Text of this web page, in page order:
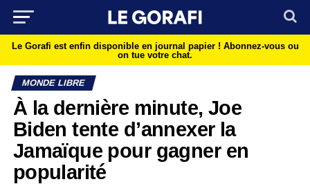
Le Gorafi est enfin disponible en journal papier ! Abonnez-vous ou
on tue votre chat.
MONDE LIBRE
À la dernière minute, Joe
Biden tente d’annexer la
Jamaïque pour gagner en
popularité